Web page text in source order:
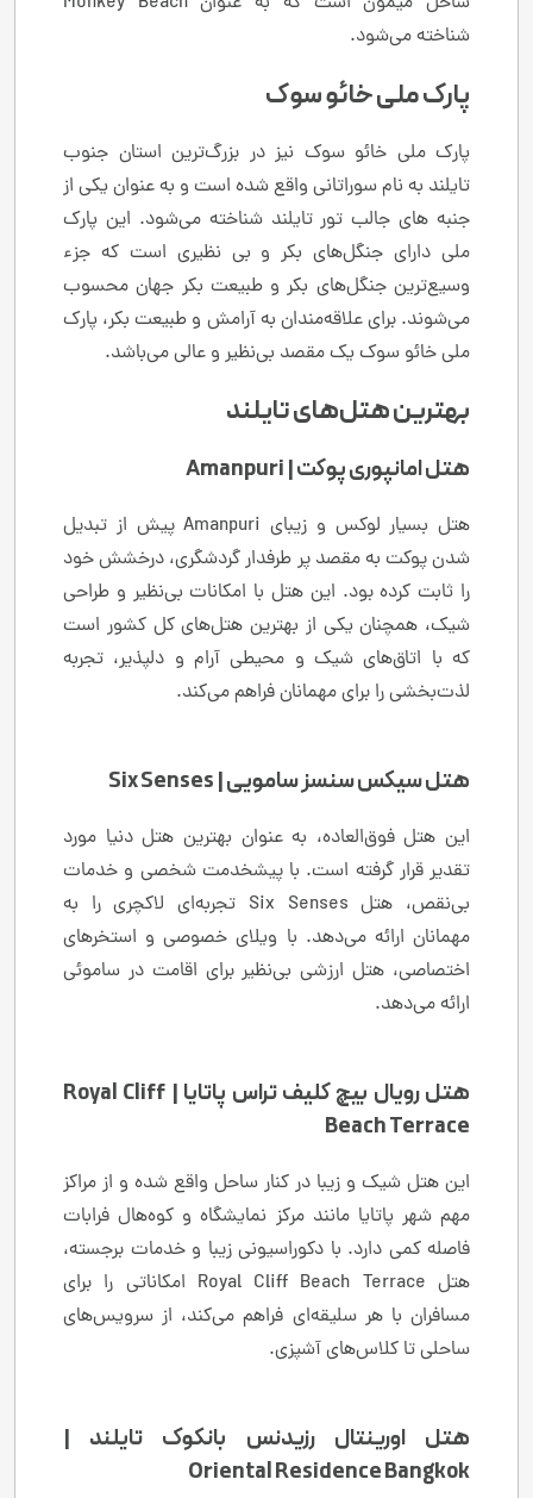
شناخته می‌شود.
پارک ملی خائو سوک
پارک ملی خائو سوک نیز در بزرگ‌ترین استان جنوب
تایلند به نام سوراتانی واقع شده است و به عنوان یکی از
جنبه های جالب تور تایلند شناخته می‌شود. این پارک
ملی دارای جنگل‌های بکر و بی نظیری است که جزء
وسیع‌ترین جنگل‌های بکر و طبیعت بکر جهان محسوب
می‌شوند. برای علاقه‌مندان به آرامش و طبیعت بکر، پارک
ملی خائو سوک یک مقصد بی‌نظیر و عالی می‌باشد.
بهترین هتل‌های تایلند
هتل امانپوری پوکت | Amanpuri
هتل بسیار لوکس و زیبای Amanpuri پیش از تبدیل
شدن پوکت به مقصد پر طرفدار گردشگری، درخشش خود
را ثابت کرده بود. این هتل با امکانات بی‌نظیر و طراحی
شیک، همچنان یکی از بهترین هتل‌های کل کشور است
که با اتاق‌های شیک و محیطی آرام و دلپذیر، تجربه
لذت‌بخشی را برای مهمانان فراهم می‌کند.
هتل سیکس سنسز سامویی | Six Senses
این هتل فوق‌العاده، به عنوان بهترین هتل دنیا مورد
تقدیر قرار گرفته است. با پیشخدمت شخصی و خدمات
بی‌نقص، هتل Six Senses تجربه‌ای لاکچری را به
مهمانان ارائه می‌دهد. با ویلای خصوصی و استخرهای
اختصاصی، هتل ارزشی بی‌نظیر برای اقامت در ساموئی
ارائه می‌دهد.
هتل رویال بیچ کلیف تراس پاتایا | Royal Cliff
Beach Terrace
این هتل شیک و زیبا در کنار ساحل واقع شده و از مراکز
مهم شهر پاتایا مانند مرکز نمایشگاه و کوه‌هال فرابات
فاصله کمی دارد. با دکوراسیونی زیبا و خدمات برجسته،
هتل Royal Cliff Beach Terrace امکاناتی را برای
مسافران با هر سلیقه‌ای فراهم می‌کند، از سرویس‌های
ساحلی تا کلاس‌های آشپزی.
هتل اورینتال رزیدنس بانکوک تایلند |
Oriental Residence Bangkok